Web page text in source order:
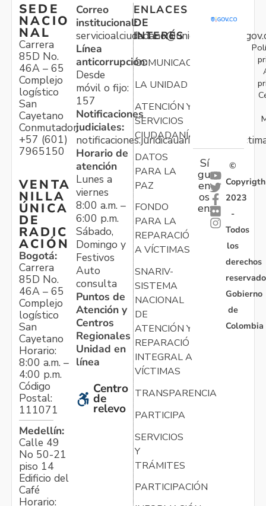
SEDE
NACIO
NAL
Carrera
85D No.
46A – 65
Complejo
logístico
San
Cayetano
Conmutador:
+57 (601)
7965150
VENTA
NILLA
ÚNICA
DE
RADIC
ACIÓN
Bogotá:
Carrera
85D No.
46A – 65
Complejo
logístico
San
Cayetano
Horario:
8:00 a.m. –
4:00 p.m.
Código
Postal:
111071
Medellín:
Calle 49
No 50-21
piso 14
Edificio del
Café
Horario:
Correo
institucional:
Línea
anticorrupción:
Desde
móvil o fijo:
157
Notificaciones
judiciales:
Horario de
atención
Lunes a
viernes
8:00 a.m. –
6:00 p.m.
Sábado,
Domingo y
Festivos
Auto
consulta
Puntos de
Atención y
Centros
Regionales
Unidad en
línea
Centro
de
relevo
ENLACES
DE
INTERÉS
COMUNICACIONES
LA UNIDAD
ATENCIÓN Y
SERVICIOS
CIUDADANÍA
DATOS
PARA LA
PAZ
FONDO
PARA LA
REPARACIÓN
A VÍCTIMAS
SNARIV-
SISTEMA
NACIONAL
DE
ATENCIÓN Y
REPARACIÓN
INTEGRAL A
VÍCTIMAS
TRANSPARENCIA
PARTICIPA
SERVICIOS
Y
TRÁMITES
PARTICIPACIÓN
Sí
gu
en
os
en:
©
Copyrigth
2023
-
Todos
los
derechos
Gobierno
de
Colombia